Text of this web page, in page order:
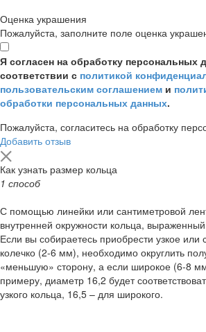
Оценка украшения
Пожалуйста, заполните поле оценка
Я согласен на обработку персональных
соответствии с политикой
пользовательским соглашением и
обработки персональных данных.
Пожалуйста, согласитесь на обработку
Добавить отзыв
Как узнать размер кольца
1 способ
С помощью линейки или сантиметровой
внутренней окружности кольца,
Если вы собираетесь приобрести узкое
колечко (2-6 мм), необходимо округлить
«меньшую» сторону, а если широкое (6-8
примеру, диаметр 16,2 будет
узкого кольца, 16,5 – для широкого.